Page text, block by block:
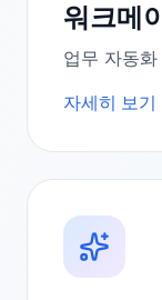
워크메
업무 자동화
자세히 보기